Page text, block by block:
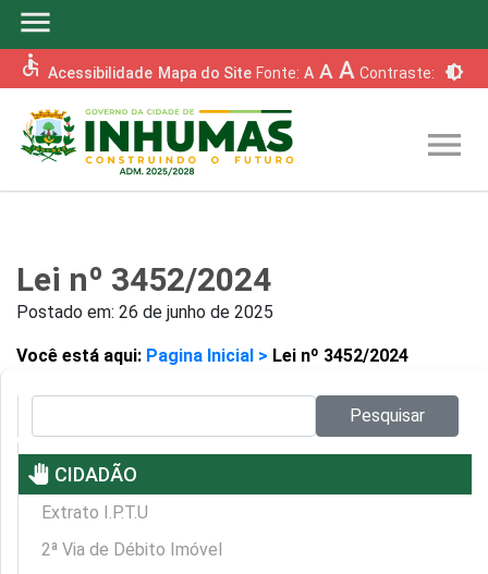
menu
accessible Acessibilidade Mapa do Site Fonte: A A A Contraste: brightness_6
menu
Lei nº 3452/2024
Postado em: 26 de junho de 2025
Você está aqui: Pagina Inicial > Lei nº 3452/2024
Pesquisar
pan_tool CIDADÃO
Extrato I.P.T.U
2ª Via de Débito Imóvel